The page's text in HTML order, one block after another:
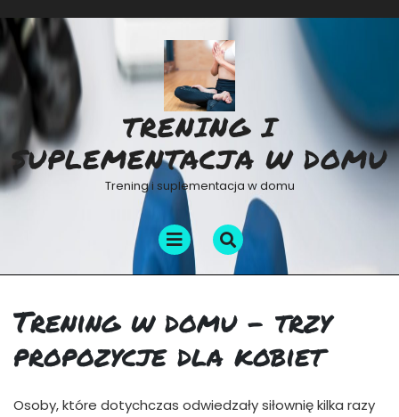
to
content
TRENING I
SUPLEMENTACJA W DOMU
Trening i suplementacja w domu
Open
Menu
Trening w domu – trzy
propozycje dla kobiet
Osoby, które dotychczas odwiedzały siłownię kilka razy